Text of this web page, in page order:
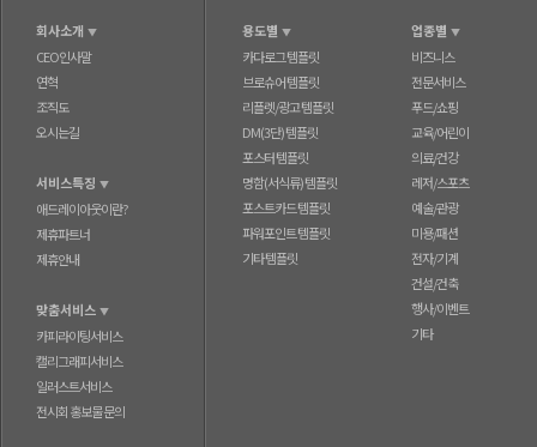
회사소개 ▼
CEO인사말
연혁
조직도
오시는길
서비스특징 ▼
애드레이아웃이란?
제휴파트너
제휴안내
맞춤서비스 ▼
카피라이팅서비스
캘리그래피서비스
일러스트서비스
전시회 홍보물 문의
용도별 ▼
카다로그 템플릿
브로슈어 템플릿
리플렛/광고 템플릿
DM(3단) 템플릿
포스터 템플릿
명함(서식류) 템플릿
포스트카드 템플릿
파워포인트 템플릿
기타 템플릿
업종별 ▼
비즈니스
전문서비스
푸드/쇼핑
교육/어린이
의료/건강
레저/스포츠
예술/관광
미용/패션
전자/기계
건설/건축
행사/이벤트
기타